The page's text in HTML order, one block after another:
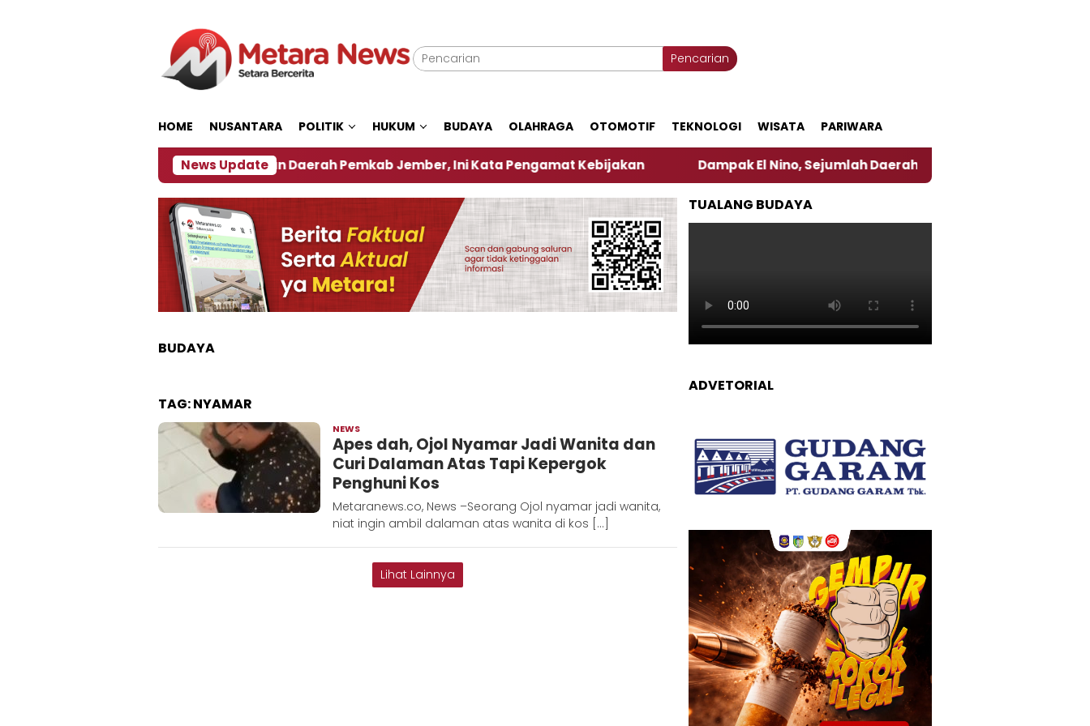
Pencarian
HOME NUSANTARA POLITIK HUKUM BUDAYA OLAHRAGA OTOMOTIF TEKNOLOGI WISATA PARIWARA
News Update
‎Soal Rencana Pinjaman Daerah Pemkab Jember, Ini Kata Pengamat Kebijakan ‎ Dampak El Nino, Sejumlah Daerah di Jember Alami Krisi Air
BUDAYA
TAG:NYAMAR
NEWS
Metara
Apes dah, Ojol Nyamar Jadi Wanita dan
Curi Dalaman Atas Tapi Kepergok
Penghuni Kos
Metaranews.co, News –Seorang Ojol nyamar jadi wanita,
niat ingin ambil dalaman atas wanita di kos […]
Lihat Lainnya
TUALANG BUDAYA
ADVETORIAL